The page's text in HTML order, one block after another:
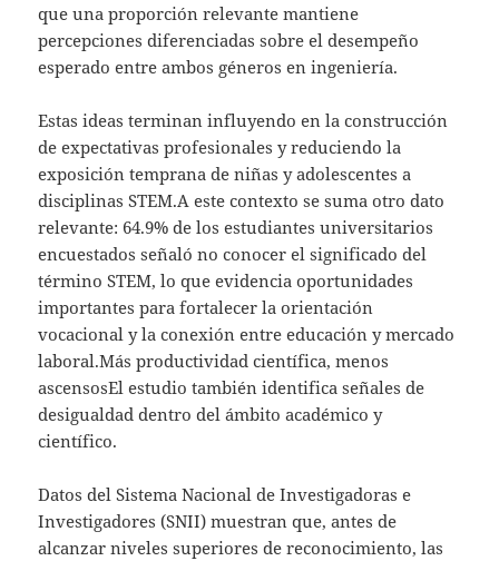
que una proporción relevante mantiene
percepciones diferenciadas sobre el desempeño
esperado entre ambos géneros en ingeniería.
Estas ideas terminan influyendo en la construcción
de expectativas profesionales y reduciendo la
exposición temprana de niñas y adolescentes a
disciplinas STEM.A este contexto se suma otro dato
relevante: 64.9% de los estudiantes universitarios
encuestados señaló no conocer el significado del
término STEM, lo que evidencia oportunidades
importantes para fortalecer la orientación
vocacional y la conexión entre educación y mercado
laboral.Más productividad científica, menos
ascensosEl estudio también identifica señales de
desigualdad dentro del ámbito académico y
científico.
Datos del Sistema Nacional de Investigadoras e
Investigadores (SNII) muestran que, antes de
alcanzar niveles superiores de reconocimiento, las